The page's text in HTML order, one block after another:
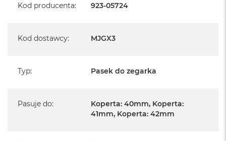
Kod producenta: 923-05724
Kod dostawcy: MJGX3
Typ: Pasek do zegarka
Pasuje do:
Koperta: 40mm, Koperta:
41mm, Koperta: 42mm